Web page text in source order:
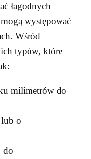
łagodnych
występować
Wśród
typów, które
milimetrów do
lub o
do